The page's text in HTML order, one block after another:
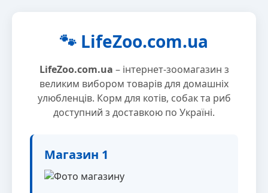
🐾 LifeZoo.com.ua
LifeZoo.com.ua – інтернет-зоомагазин з
великим вибором товарів для домашніх
улюбленців. Корм для котів, собак та риб
доступний з доставкою по Україні.
Магазин 1